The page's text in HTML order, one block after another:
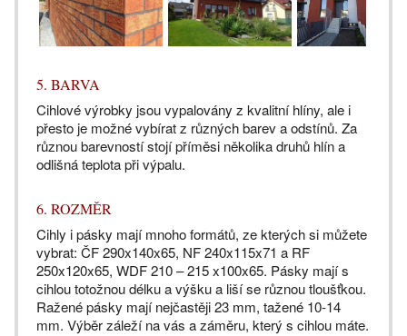
5. BARVA
Cihlové výrobky jsou vypalovány z kvalitní hlíny, ale i
přesto je možné vybírat z různých barev a odstínů. Za
různou barevností stojí příměsi několika druhů hlín a
odlišná teplota při výpalu.
6. ROZMĚR
Cihly i pásky mají mnoho formátů, ze kterých si můžete
vybrat: ČF 290x140x65, NF 240x115x71 a RF
250x120x65, WDF 210 – 215 x100x65. Pásky mají s
cihlou totožnou délku a výšku a liší se různou tloušťkou.
Ražené pásky mají nejčastěji 23 mm, tažené 10-14
mm. Výběr záleží na vás a záměru, který s cihlou máte.